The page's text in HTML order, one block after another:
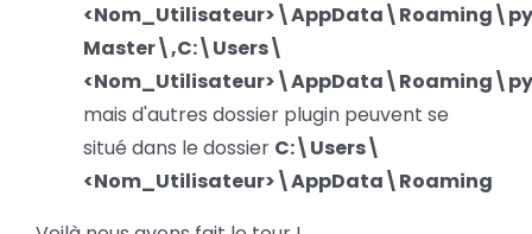
Master\,C:\Users\
mais d'autres dossier plugin peuvent se
situé dans le dossier C:\Users\
<Nom_Utilisateur>\AppData\Roaming